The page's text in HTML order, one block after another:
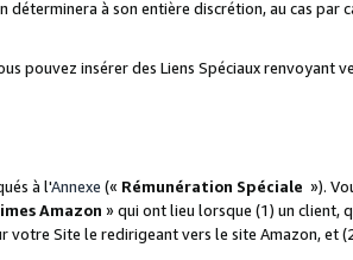
à son entière discrétion, au cas par
pouvez insérer des Liens Spéciaux renvoyant
à l'Annexe (« Rémunération Spéciale »).
Amazon » qui ont lieu lorsque (1) un client,
Site le redirigeant vers le site Amazon, et